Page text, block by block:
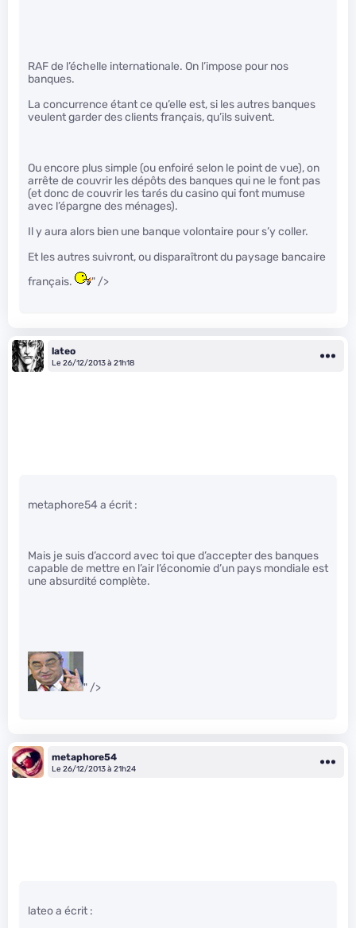
RAF de l’échelle internationale. On l’impose pour nos
banques.
La concurrence étant ce qu’elle est, si les autres banques
veulent garder des clients français, qu’ils suivent.
Ou encore plus simple (ou enfoiré selon le point de vue), on
arrête de couvrir les dépôts des banques qui ne le font pas
(et donc de couvrir les tarés du casino qui font mumuse
avec l’épargne des ménages).
Il y aura alors bien une banque volontaire pour s’y coller.
Et les autres suivront, ou disparaîtront du paysage bancaire
français.
" />
lateo
Le 26/12/2013 à 21h18
metaphore54 a écrit :
Mais je suis d’accord avec toi que d’accepter des banques
capable de mettre en l’air l’économie d’un pays mondiale est
une absurdité complète.
" />
metaphore54
Le 26/12/2013 à 21h24
lateo a écrit :